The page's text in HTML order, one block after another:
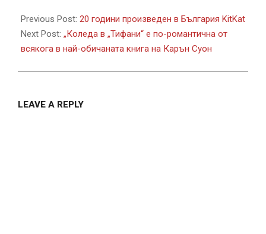
11-
22
Previous Post: 20 години произведен в България KitKat
Next Post: „Коледа в „Тифани“ е по-романтична от
всякога в най-обичаната книга на Карън Суон
LEAVE A REPLY